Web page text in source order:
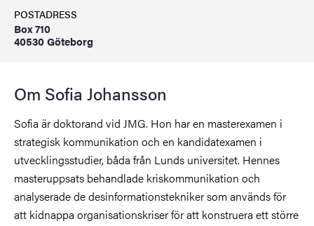
POSTADRESS
Box 710
40530 Göteborg
Om Sofia Johansson
Sofia är doktorand vid JMG. Hon har en masterexamen i
strategisk kommunikation och en kandidatexamen i
utvecklingsstudier, båda från Lunds universitet. Hennes
masteruppsats behandlade kriskommunikation och
analyserade de desinformationstekniker som används för
att kidnappa organisationskriser för att konstruera ett större